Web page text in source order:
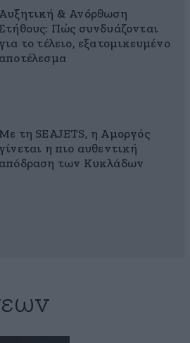
Αυξητική & Ανόρθωση
Πώς συνδυάζονται
για το τέλειο, εξατομικευμένο
αποτέλεσμα
Με τη SEAJETS, η Αμοργός
γίνεται η πιο αυθεντική
απόδραση των Κυκλάδων